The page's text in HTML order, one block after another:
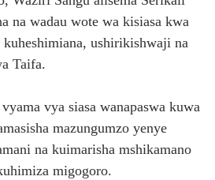
na wadau wote wa kisiasa kwa
ushirikishwaji na
Taifa.
vya siasa wanapaswa kuwa
mazungumzo yenye
na kuimarisha mshikamano
migogoro.